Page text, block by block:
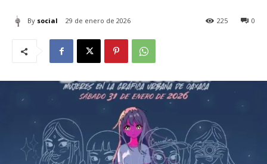
By social 29 de enero de 2026 0
225